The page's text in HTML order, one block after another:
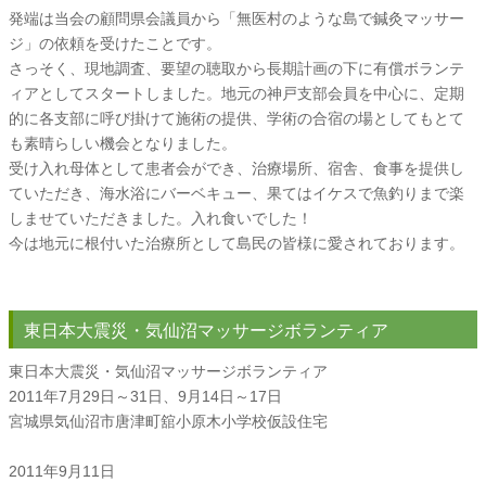
発端は当会の顧問県会議員から「無医村のような島で鍼灸マッサー
ジ」の依頼を受けたことです。
さっそく、現地調査、要望の聴取から長期計画の下に有償ボランテ
ィアとしてスタートしました。地元の神戸支部会員を中心に、定期
的に各支部に呼び掛けて施術の提供、学術の合宿の場としてもとて
も素晴らしい機会となりました。
受け入れ母体として患者会ができ、治療場所、宿舎、食事を提供し
ていただき、海水浴にバーベキュー、果てはイケスで魚釣りまで楽
しませていただきました。入れ食いでした！
今は地元に根付いた治療所として島民の皆様に愛されております。
東日本大震災・気仙沼マッサージボランティア
東日本大震災・気仙沼マッサージボランティア
2011年7月29日～31日、9月14日～17日
宮城県気仙沼市唐津町舘小原木小学校仮設住宅
2011年9月11日